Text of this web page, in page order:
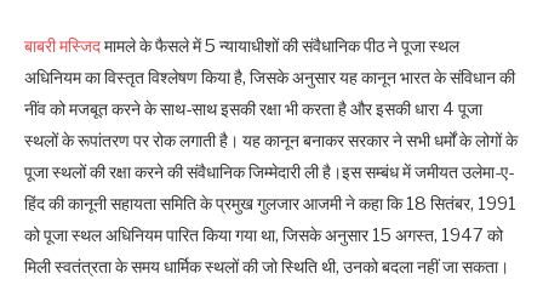
बाबरी मस्जिदमामले के फैसले में 5 न्यायाधीशों की संवैधानिक पीठ ने पूजा स्थल
अधिनियम का विस्तृत विश्लेषण किया है, जिसके अनुसार यह कानून भारत के संविधान की
नींव को मजबूत करने के साथ-साथ इसकी रक्षा भी करता है और इसकी धारा 4 पूजा
स्थलों के रूपांतरण पर रोक लगाती है। यह कानून बनाकर सरकार ने सभी धर्मों के लोगों के
पूजा स्थलों की रक्षा करने की संवैधानिक जिम्मेदारी ली है।इस सम्बंध में जमीयत उलेमा-ए-
हिंद की कानूनी सहायता समिति के प्रमुख गुलजार आजमी ने कहा कि 18 सितंबर, 1991
को पूजा स्थल अधिनियम पारित किया गया था, जिसके अनुसार 15 अगस्त, 1947 को
मिली स्वतंत्रता के समय धार्मिक स्थलों की जो स्थिति थी, उनको बदला नहीं जा सकता।